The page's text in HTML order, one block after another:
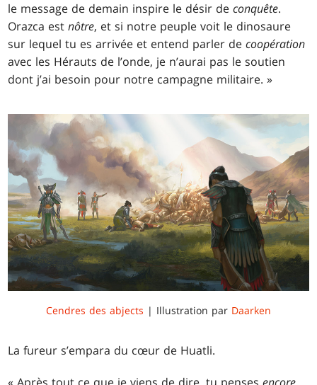
le message de demain inspire le désir deconquête.
Orazca estnôtre, et si notre peuple voit le dinosaure
sur lequel tu es arrivée et entend parler decoopération
avec les Hérauts de l’onde, je n’aurai pas le soutien
dont j’ai besoin pour notre campagne militaire. »
Cendres des abjects | Illustration par Daarken
La fureur s’empara du cœur de Huatli.